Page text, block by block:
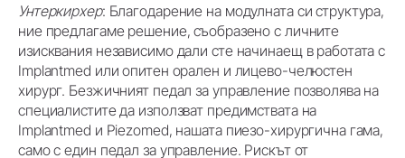
Унтеркирхер: Благодарение на модулната си структура,
ние предлагаме решение, съобразено с личните
изисквания независимо дали сте начинаещ в работата с
Implantmed или опитен орален и лицево-челюстен
хирург. Безжичният педал за управление позволява на
специалистите да използват предимствата на
Implantmed и Piezomed, нашата пиезо-хирургична гама,
само с един педал за управление. Рискът от